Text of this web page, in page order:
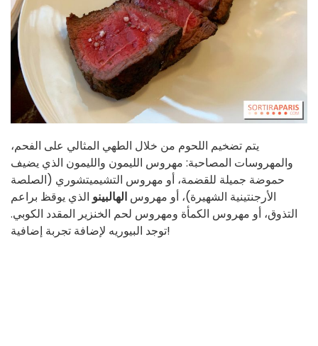
يتم تضخيم اللحوم من خلال الطهي المثالي على الفحم،
والمهروسات المصاحبة: مهروس الليمون والليمون الذي يضيف
حموضة جميلة للقضمة، أو مهروس التشيميتشوري (الصلصة
الأرجنتينية الشهيرة)، أو مهروس الهالبينو الذي يوقظ براعم
التذوق، أو مهروس الكمأة ومهروس لحم الخنزير المقدد الكوبي.
توجد البيوريه لإضافة تجربة إضافية!